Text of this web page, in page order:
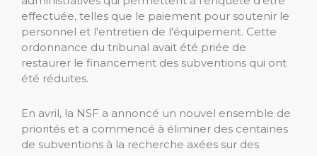
effectuée, telles que le paiement pour soutenir le
personnel et l'entretien de l'équipement. Cette
ordonnance du tribunal avait été priée de
restaurer le financement des subventions qui ont
été réduites.
En avril, la NSF a annoncé un nouvel ensemble de
priorités et a commencé à éliminer des centaines
de subventions à la recherche axées sur des